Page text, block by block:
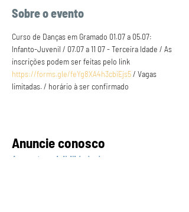
Sobre o evento
Curso de Danças em Gramado 01.07 a 05.07:
Infanto-Juvenil / 07.07 a 11 07 - Terceira Idade / As
inscrições podem ser feitas pelo link
https://forms.gle/feYg8XA4h3cbiEjs5 / Vagas
limitadas. / horário à ser confirmado
Anuncie conosco
Aumente a visibilidade da sua empresa e